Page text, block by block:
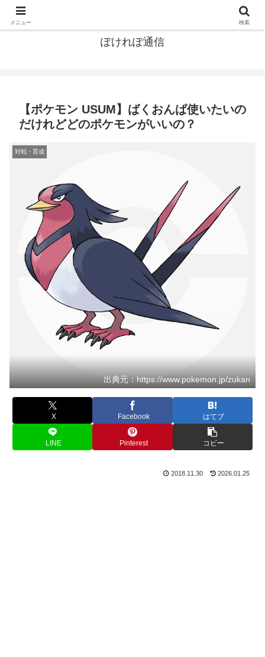
ぽけれぽ通信
【ポケモン USUM】ばくおんぱ使いたいの
だけれどどのポケモンがいいの？
対戦・育成
出典元：https://www.pokemon.jp/zukan
X Facebook はてブ
LINE Pinterest コピー
2018.11.30 2026.01.25
メニュー 検索